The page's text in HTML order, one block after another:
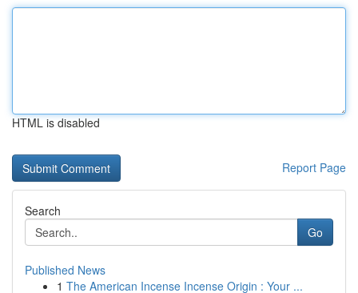
HTML is disabled
Report Page
Search
Go
Published News
1 The American Incense Incense Origin : Your ...